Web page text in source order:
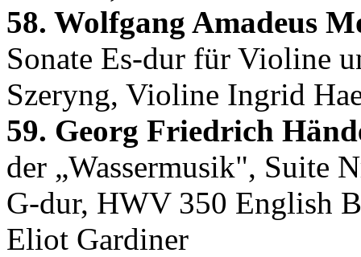
58. Wolfgang Amadeus
Sonate Es-dur für Violine
Szeryng, Violine Ingrid
59. Georg Friedrich
der „Wassermusik", Suite
G-dur, HWV 350 English
Eliot Gardiner